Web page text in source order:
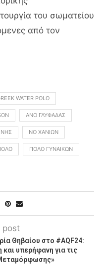
του σωματείου
από τον
WATER POLO
ΑΝΟ ΓΛΥΦΆΔΑΣ
ΝΟ ΧΑΝΊΩΝ
ΠΌΛΟ ΓΥΝΑΙΚΏΝ
post
Θηβαίου στο #AQF24:
και υπερήφανη για τις